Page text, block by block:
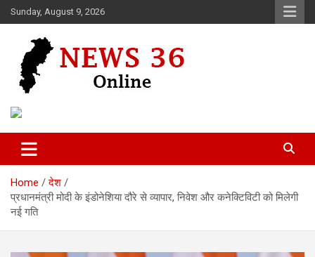
Skip
to
Sunday, August 9, 2026
News 36
Home
देश
प्रधानमंत्री मोदी के इंडोनेशिया दौरे से व्यापार, निवेश और कनेक्टिविटी को मिलेगी
नई गति